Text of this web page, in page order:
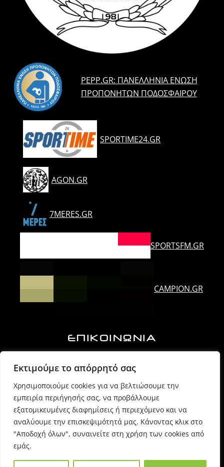
Εκτιμούμε το απόρρητό σας
Χρησιμοποιούμε cookies για να βελτιώσουμε την
εμπειρία περιήγησής σας, να προβάλλουμε
εξατομικευμένες διαφημίσεις ή περιεχόμενο και να
αναλύουμε την επισκεψιμότητά μας. Κάνοντας κλικ στο
"Αποδοχή όλων", συναινείτε στη χρήση των cookies από
εμάς.
PEPP.GR: ΠΑΝΕΛΛΉΝΙΑ ΈΝΩΣΗ
ΠΡΟΠΟΝΗΤΏΝ ΠΟΔΟΣΦΑΊΡΟΥ
SPORTIME24.GR
AGON.GR
7MERES.GR
SPORTSFM.GR
CAMPION.GR
ΕΠΙΚΟΙΝΩΝΙΑ
6974725071 (Πρόεδρος Δ.Σ.)
6980054170 (Γραμματέας)